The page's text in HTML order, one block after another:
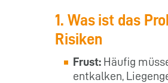
1. Was ist das
Risiken
Frust: Häufig
entkalken,